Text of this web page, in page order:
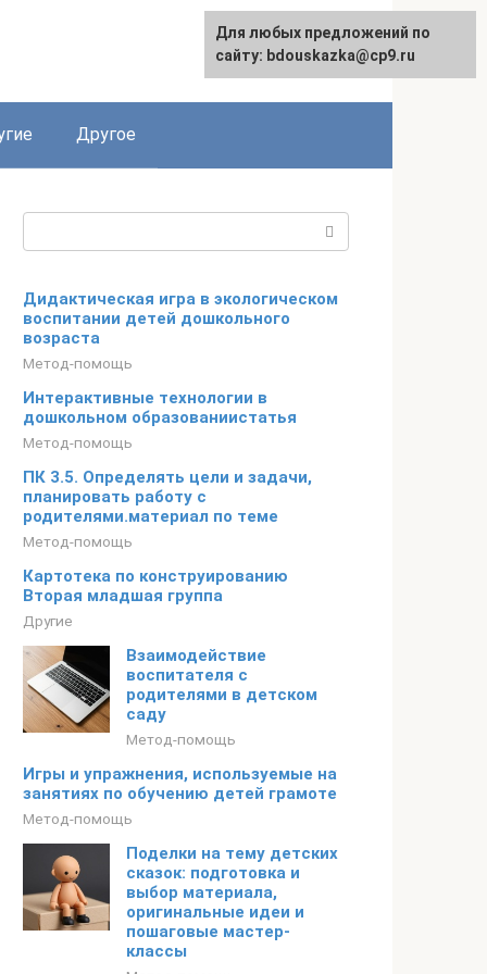
Другое
Дидактическая игра в экологическом
воспитании детей дошкольного
возраста
Метод-помощь
Интерактивные технологии в
дошкольном образованиистатья
Метод-помощь
ПК 3.5. Определять цели и задачи,
планировать работу с
родителями.материал по теме
Метод-помощь
Картотека по конструированию
Вторая младшая группа
Другие
Взаимодействие
воспитателя с
родителями в детском
саду
Метод-помощь
Игры и упражнения, используемые на
занятиях по обучению детей грамоте
Метод-помощь
Поделки на тему детских
сказок: подготовка и
выбор материала,
оригинальные идеи и
пошаговые мастер-
классы
Для любых предложений по
сайту: bdouskazka@cp9.ru